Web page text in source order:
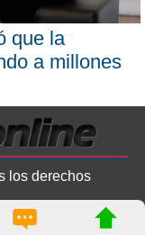
que la
a millones
los derechos